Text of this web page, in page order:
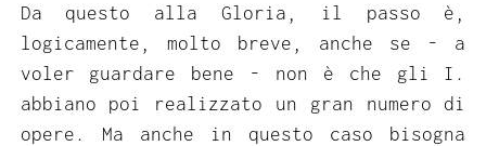
Da questo alla Gloria, il passo è,
logicamente, molto breve, anche se - a
voler guardare bene - non è che gli I.
abbiano poi realizzato un gran numero di
opere. Ma anche in questo caso bisogna